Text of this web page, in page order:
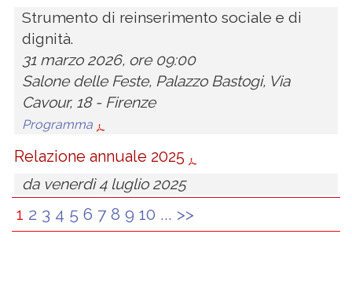
Strumento di reinserimento sociale e di
dignità.
31 marzo 2026, ore 09:00
Salone delle Feste, Palazzo Bastogi, Via
Cavour, 18 - Firenze
Programma
Relazione annuale 2025
da venerdì 4 luglio 2025
1 2 3 4 5 6 7 8 9 10 ... >>